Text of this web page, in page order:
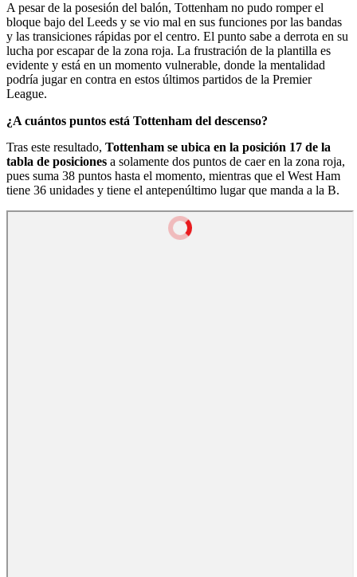
A pesar de la posesión del balón, Tottenham no pudo romper el
bloque bajo del Leeds y se vio mal en sus funciones por las bandas
y las transiciones rápidas por el centro. El punto sabe a derrota en su
lucha por escapar de la zona roja. La frustración de la plantilla es
evidente y está en un momento vulnerable, donde la mentalidad
podría jugar en contra en estos últimos partidos de la Premier
League.
¿A cuántos puntos está Tottenham del descenso?
Tras este resultado, Tottenham se ubica en la posición 17 de la
tabla de posiciones a solamente dos puntos de caer en la zona roja,
pues suma 38 puntos hasta el momento, mientras que el West Ham
tiene 36 unidades y tiene el antepenúltimo lugar que manda a la B.